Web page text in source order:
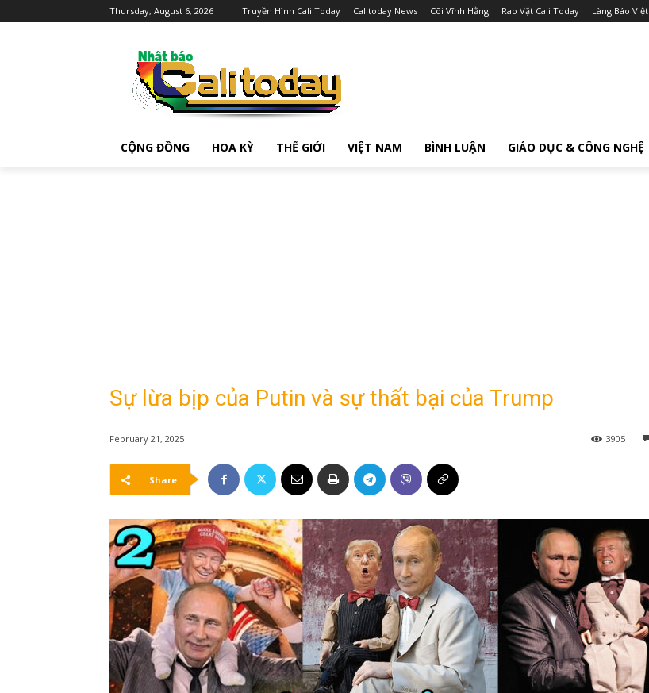
Thursday, August 6, 2026 Truyền Hình Cali Today Calitoday News Cõi Vĩnh Hằng Rao Vặt Cali Today Làng Báo Việt
CỘNG ĐỒNG HOA KỲ THẾ GIỚI VIỆT NAM BÌNH LUẬN GIÁO DỤC & CÔNG NGHỆ
Sự lừa bịp của Putin và sự thất bại của Trump
February 21, 2025 3905
Share